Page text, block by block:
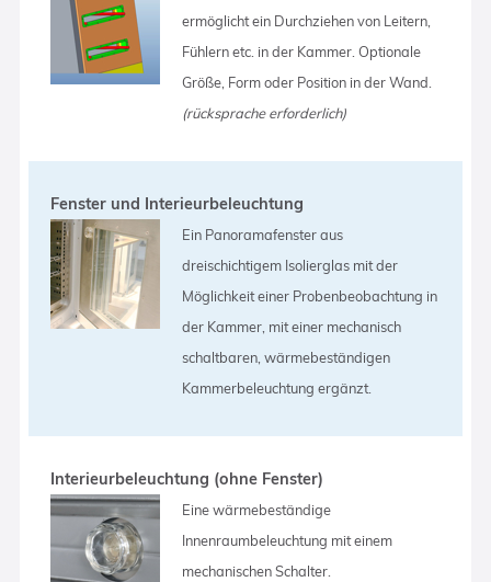
ermöglicht ein Durchziehen von Leitern,
Fühlern etc. in der Kammer. Optionale
Größe, Form oder Position in der Wand.
(rücksprache erforderlich)
Fenster und Interieurbeleuchtung
Ein Panoramafenster aus
dreischichtigem Isolierglas mit der
Möglichkeit einer Probenbeobachtung in
der Kammer, mit einer mechanisch
schaltbaren, wärmebeständigen
Kammerbeleuchtung ergänzt.
Interieurbeleuchtung (ohne Fenster)
Eine wärmebeständige
Innenraumbeleuchtung mit einem
mechanischen Schalter.